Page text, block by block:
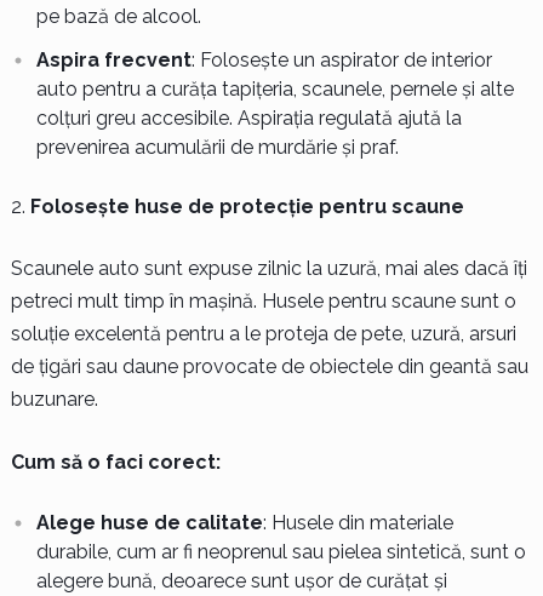
pe bază de alcool.
Aspira frecvent: Folosește un aspirator de interior
auto pentru a curăța tapițeria, scaunele, pernele și alte
colțuri greu accesibile. Aspirația regulată ajută la
prevenirea acumulării de murdărie și praf.
Folosește huse de protecție pentru scaune
Scaunele auto sunt expuse zilnic la uzură, mai ales dacă îți
petreci mult timp în mașină. Husele pentru scaune sunt o
soluție excelentă pentru a le proteja de pete, uzură, arsuri
de țigări sau daune provocate de obiectele din geantă sau
buzunare.
Cum să o faci corect:
Alege huse de calitate: Husele din materiale
durabile, cum ar fi neoprenul sau pielea sintetică, sunt o
alegere bună, deoarece sunt ușor de curățat și